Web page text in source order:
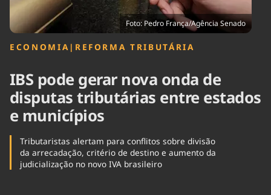
Foto: Pedro França/Agência Senado
ECONOMIA | REFORMA TRIBUTÁRIA
IBS pode gerar nova onda de
disputas tributárias entre estados
e municípios
Tributaristas alertam para conflitos sobre divisão
da arrecadação, critério de destino e aumento da
judicialização no novo IVA brasileiro